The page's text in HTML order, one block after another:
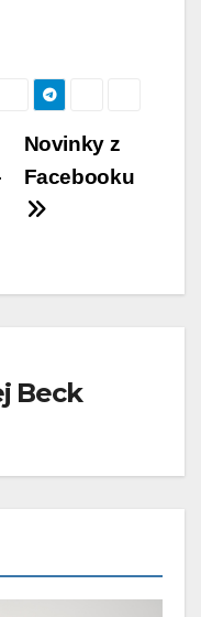
Novinky z
Facebooku
Beck